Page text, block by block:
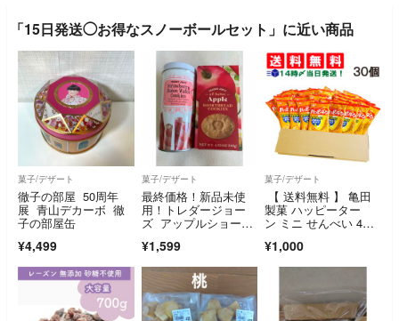
「15日発送◯お得なスノーボールセット」に近い商品
菓子/デザート
徹子の部屋 50周年
展 青山デカーボ 徹
子の部屋缶
¥4,499
菓子/デザート
最終価格！新品未使
用！トレダージョー
ズ アップルショート
トロベリーバトン 2
種セット
¥1,599
菓子/デザート
【 送料無料 】 亀田
製菓 ハッピーター
ン ミニ せんべい 4
ット 30個 まとめ買い
¥1,000